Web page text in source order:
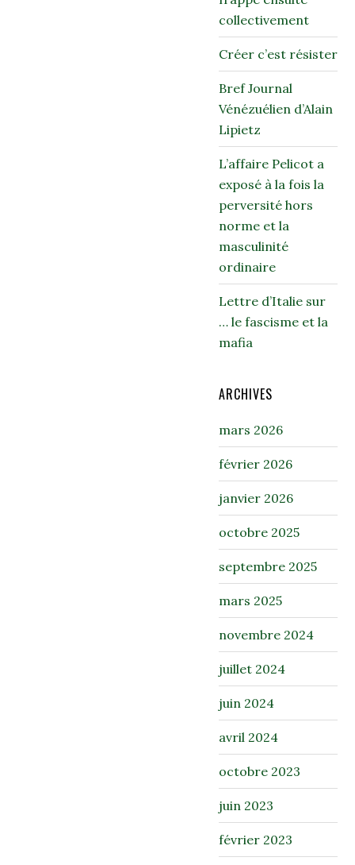
collectivement
Créer c’est résister
Bref Journal
Vénézuélien d’Alain
Lipietz
L’affaire Pelicot a
exposé à la fois la
perversité hors
norme et la
masculinité
ordinaire
Lettre d’Italie sur
… le fascisme et la
mafia
ARCHIVES
mars 2026
février 2026
janvier 2026
octobre 2025
septembre 2025
mars 2025
novembre 2024
juillet 2024
juin 2024
avril 2024
octobre 2023
juin 2023
février 2023